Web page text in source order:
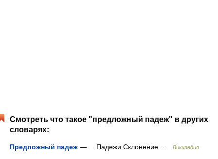
Смотреть что такое "предложный падеж" в других
словарях:
Предложный падеж — Падежи Склонение … Википедия